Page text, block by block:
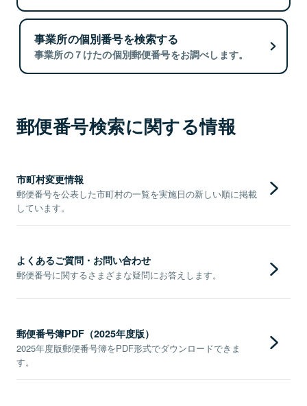
事業所の個別番号を検索する
事業所の７けたの個別郵便番号をお調べします。
郵便番号検索に関する情報
市町村変更情報
郵便番号を公表した市町村の一覧を実施日の新しい順に掲載
しています。
よくあるご質問・お問い合わせ
郵便番号に関するさまざまな疑問にお答えします。
郵便番号簿PDF（2025年度版）
2025年度版郵便番号簿をPDF形式でダウンロードできま
す。